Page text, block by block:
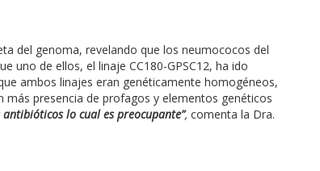
del genoma, revelando que los neumococos del
uno de ellos, el linaje CC180-GPSC12, ha ido
ambos linajes eran genéticamente homogéneos,
más presencia de profagos y elementos genéticos
lo cual es preocupante”, comenta la Dra.